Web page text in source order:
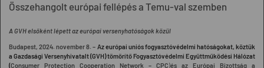
Összehangolt európai fellépés a Temu-val szemben
A GVH elsőként lépett az európai versenyhatóságok közül
Budapest, 2024. november 8. – Az európai uniós fogyasztóvédelmi hatóságokat, köztük
a Gazdasági Versenyhivatalt (GVH) tömörítő Fogyasztóvédelmi Együttműködési Hálózat
(Consumer Protection Cooperation Network – CPC)és az Európai Bizottság a